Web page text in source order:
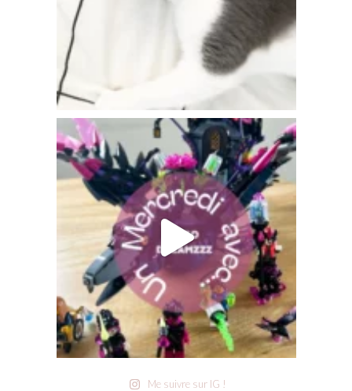
Me suivre sur IG !